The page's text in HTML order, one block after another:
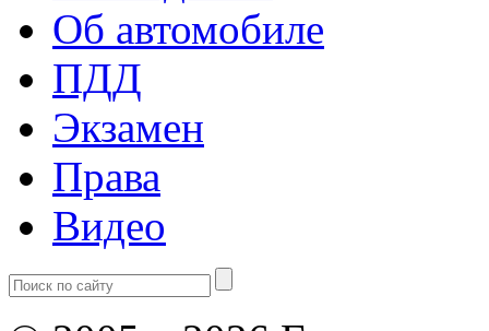
Об автомобиле
ПДД
Экзамен
Права
Видео